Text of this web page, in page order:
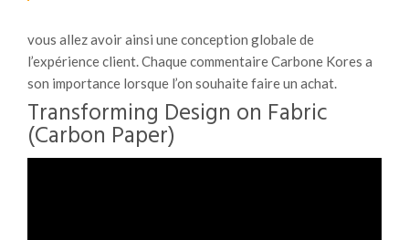
vous allez avoir ainsi une conception globale de
l’expérience client. Chaque commentaire Carbone Kores a
son importance lorsque l’on souhaite faire un achat.
Transforming Design on Fabric
(Carbon Paper)